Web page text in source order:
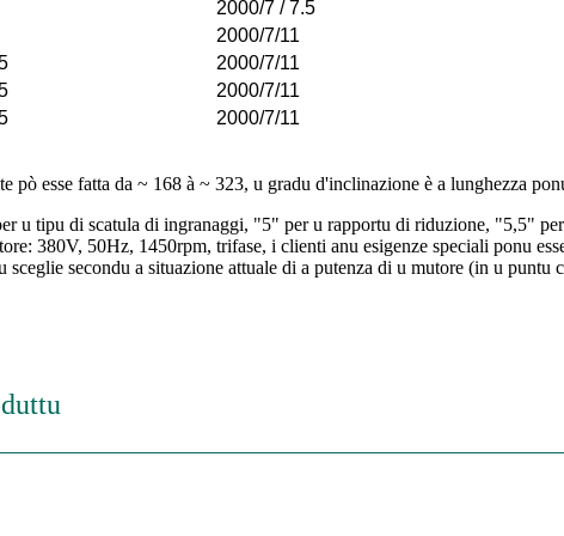
2000/7 / 7.5
2000/7/11
2000/7/11
2000/7/11
2000/7/11
pò esse fatta da ~ 168 à ~ 323, u gradu d'inclinazione è a lunghezza
u tipu di scatula di ingranaggi, "5" per u rapportu di riduzione, "5,5"
380V, 50Hz, 1450rpm, trifase, i clienti anu esigenze speciali ponu
sceglie secondu a situazione attuale di a putenza di u mutore (in u